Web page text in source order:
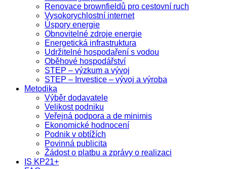
Renovace brownfieldů pro cestovní ruch
Vysokorychlostní internet
Úspory energie
Obnovitelné zdroje energie
Energetická infrastruktura
Udržitelné hospodaření s vodou
Oběhové hospodářství
STEP – výzkum a vývoj
STEP – Investice – vývoj a výroba
Metodika
Výběr dodavatele
Velikost podniku
Veřejná podpora a de minimis
Ekonomické hodnocení
Podnik v obtížích
Povinná publicita
Žádost o platbu a zprávy o realizaci
IS KP21+